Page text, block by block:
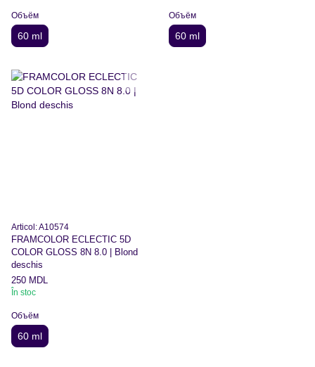
Объём
60 ml
Объём
60 ml
Articol: A10574
FRAMCOLOR ECLECTIC 5D
COLOR GLOSS 8N 8.0 | Blond
deschis
250 MDL
În stoc
Объём
60 ml